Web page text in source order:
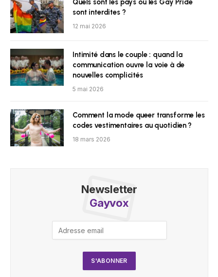
Quels sont les pays où les Gay Pride
sont interdites ?
12 mai 2026
Intimité dans le couple : quand la
communication ouvre la voie à de
nouvelles complicités
5 mai 2026
Comment la mode queer transforme les
codes vestimentaires au quotidien ?
18 mars 2026
Newsletter
Gayvox